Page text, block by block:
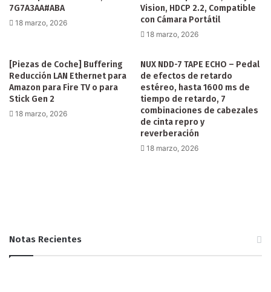
7G7A3AA#ABA
18 marzo, 2026
Vision, HDCP 2.2, Compatible
con Cámara Portátil
18 marzo, 2026
[Piezas de Coche] Buffering
Reducción LAN Ethernet para
Amazon para Fire TV o para
Stick Gen 2
18 marzo, 2026
NUX NDD-7 TAPE ECHO – Pedal
de efectos de retardo
estéreo, hasta 1600 ms de
tiempo de retardo, 7
combinaciones de cabezales
de cinta repro y
reverberación
18 marzo, 2026
Notas Recientes